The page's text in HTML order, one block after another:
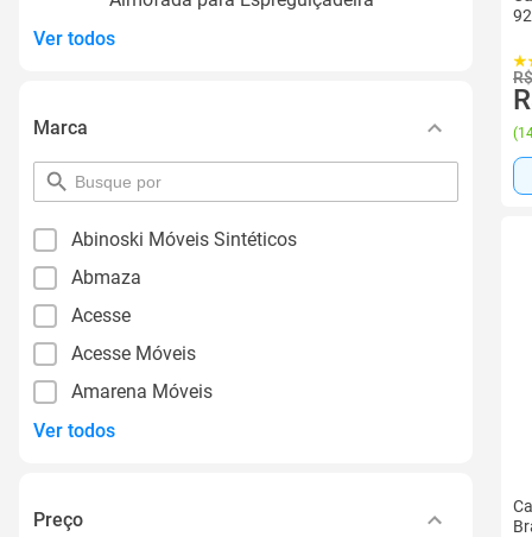
Ver todos
Marca
pesquisar
por
Abinoski Móveis Sintéticos
Abmaza
Acesse
Acesse Móveis
Amarena Móveis
Ver todos
Preço
(